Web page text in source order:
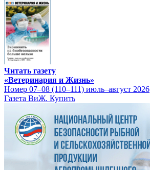
Читать газету
«Ветеринария и Жизнь»
Номер 07–08 (110–111) июль–август 2026
Газета ВиЖ. Купить